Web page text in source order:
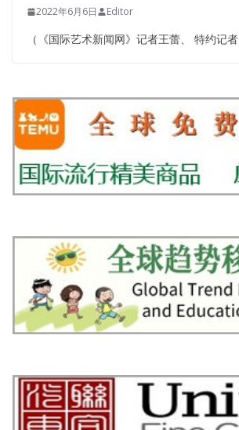
2022年6月6日 Editor
（《国际艺术新闻网》记者王蕾、 特约记者